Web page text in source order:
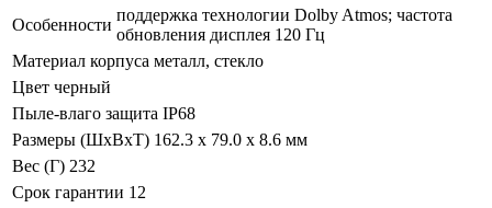
Особенности
поддержка технологии Dolby Atmos; частота
обновления дисплея 120 Гц
Материал корпуса металл, стекло
Цвет черный
Пыле-влаго защита IP68
Размеры (ШхВхТ) 162.3 x 79.0 x 8.6 мм
Вес (Г) 232
Срок гарантии 12